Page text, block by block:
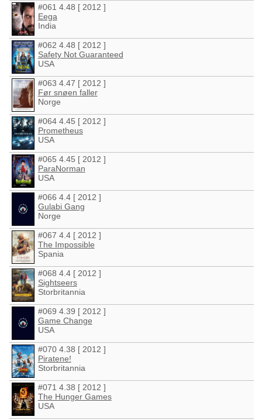
#061 4.48 [ 2012 ]
Eega
India
#062 4.48 [ 2012 ]
Safety Not Guaranteed
USA
#063 4.47 [ 2012 ]
Før snøen faller
Norge
#064 4.45 [ 2012 ]
Prometheus
USA
#065 4.45 [ 2012 ]
ParaNorman
USA
#066 4.4 [ 2012 ]
Gulabi Gang
Norge
#067 4.4 [ 2012 ]
The Impossible
Spania
#068 4.4 [ 2012 ]
Sightseers
Storbritannia
#069 4.39 [ 2012 ]
Game Change
USA
#070 4.38 [ 2012 ]
Piratene!
Storbritannia
#071 4.38 [ 2012 ]
The Hunger Games
USA